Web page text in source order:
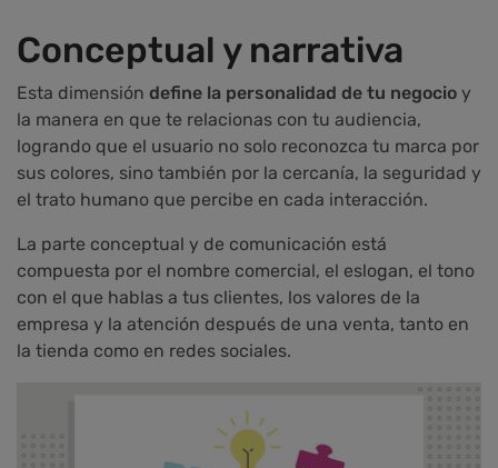
Conceptual y narrativa
Esta dimensión define la personalidad de tu negocio y
la manera en que te relacionas con tu audiencia,
logrando que el usuario no solo reconozca tu marca por
sus colores, sino también por la cercanía, la seguridad y
el trato humano que percibe en cada interacción.
La parte conceptual y de comunicación está
compuesta por el nombre comercial, el eslogan, el tono
con el que hablas a tus clientes, los valores de la
empresa y la atención después de una venta, tanto en
la tienda como en redes sociales.